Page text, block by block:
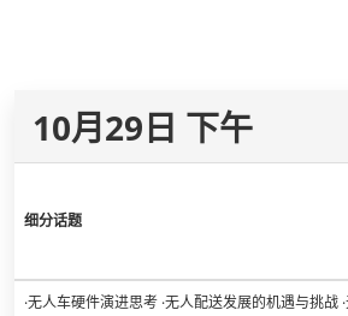
10月29日 下午
细分话题
·无人车硬件演进思考 ·无人配送发展的机遇与挑战